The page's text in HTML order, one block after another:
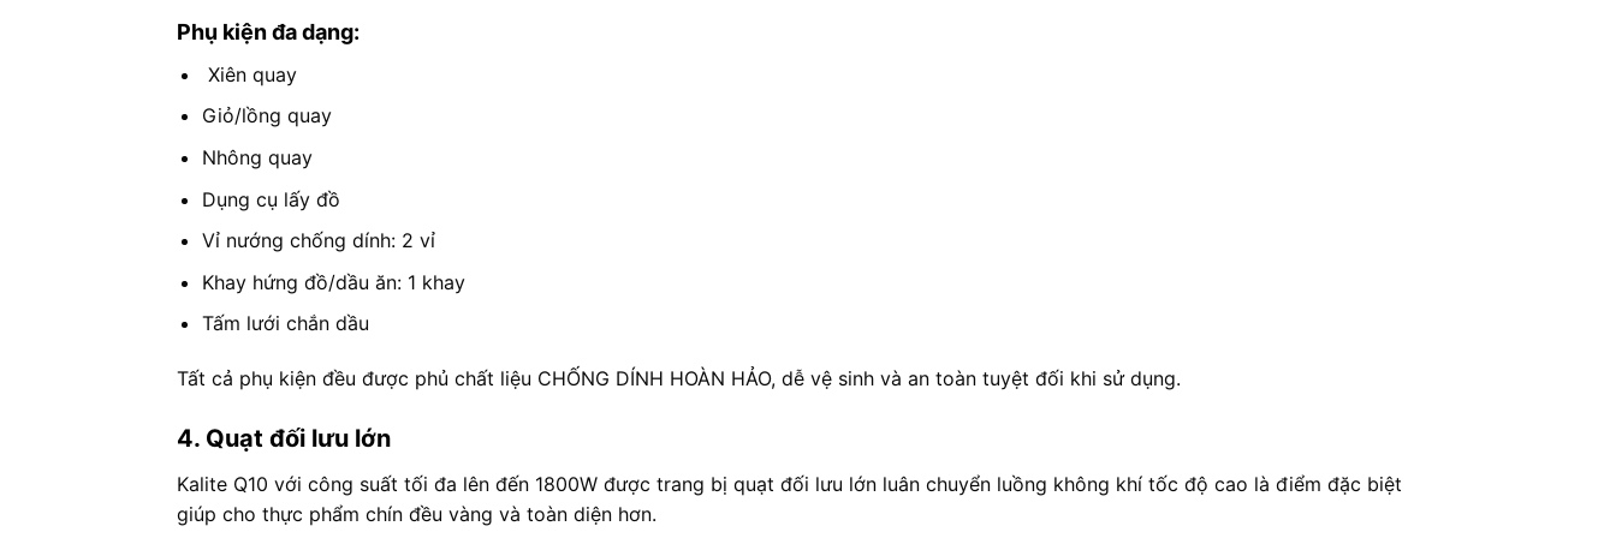
Phụ kiện đa dạng:
Xiên quay
Giỏ/lồng quay
Nhông quay
Dụng cụ lấy đồ
Vỉ nướng chống dính: 2 vỉ
Khay hứng đồ/dầu ăn: 1 khay
Tấm lưới chắn dầu
Tất cả phụ kiện đều được phủ chất liệu CHỐNG DÍNH HOÀN HẢO, dễ vệ sinh và an toàn tuyệt đối khi sử dụng.
4. Quạt đối lưu lớn
Kalite Q10 với công suất tối đa lên đến 1800W được trang bị quạt đối lưu lớn luân chuyển luồng không khí tốc độ cao là điểm đặc biệt
giúp cho thực phẩm chín đều vàng và toàn diện hơn.